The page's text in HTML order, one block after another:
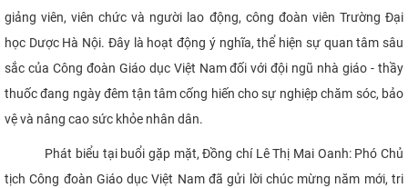
ĐẢM BẢO CHẤT LƯỢNG
KHOA HỌC CÔNG NGHỆ
HTQT
CỰU NGƯỜI HỌC
giảng viên, viên chức và người lao động, công đoàn viên Trường Đại
học Dược Hà Nội. Đây là hoạt động ý nghĩa, thể hiện sự quan tâm sâu
sắc của Công đoàn Giáo dục Việt Nam đối với đội ngũ nhà giáo - thầy
thuốc đang ngày đêm tận tâm cống hiến cho sự nghiệp chăm sóc, bảo
vệ và nâng cao sức khỏe nhân dân.
Phát biểu tại buổi gặp mặt, Đồng chí Lê Thị Mai Oanh: Phó Chủ
tịch Công đoàn Giáo dục Việt Nam đã gửi lời chúc mừng năm mới, tri